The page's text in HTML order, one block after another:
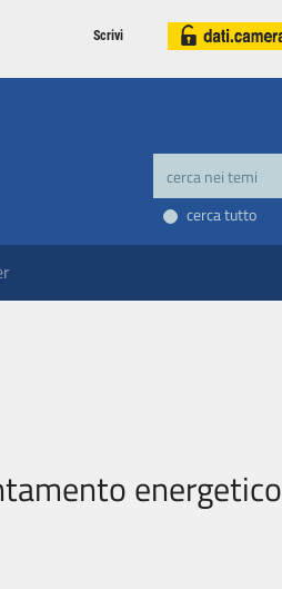
Scrivi
cerca tutto
energetico